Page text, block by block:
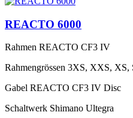
REACTO 6000
Rahmen REACTO CF3 IV
Rahmengrössen 3XS, XXS, XS,
Gabel REACTO CF3 IV Disc
Schaltwerk Shimano Ultegra